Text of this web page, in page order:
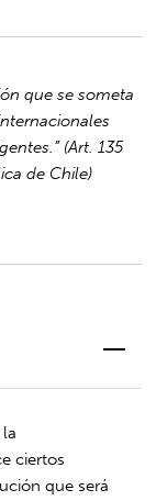
que se someta
(Art. 135
de Chile)
ciertos
que será